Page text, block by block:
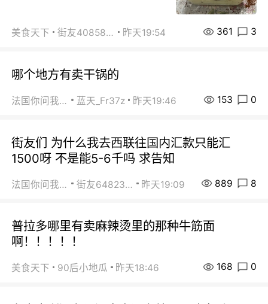
美食天下 街友40858442 昨天19:54 361 3
哪个地方有卖干锅的
法国你问我答 蓝天_Fr37z 昨天19:46 153 0
街友们 为什么我去西联往国内汇款只能汇
1500呀 不是能5-6千吗 求告知
法国你问我答 街友64823891 昨天19:09 889 8
普拉多哪里有卖麻辣烫里的那种牛筋面
啊！！！！！
美食天下 90后小地瓜 昨天18:46 168 0